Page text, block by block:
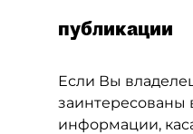
публикации
Если Вы
заинтересованы
информации,